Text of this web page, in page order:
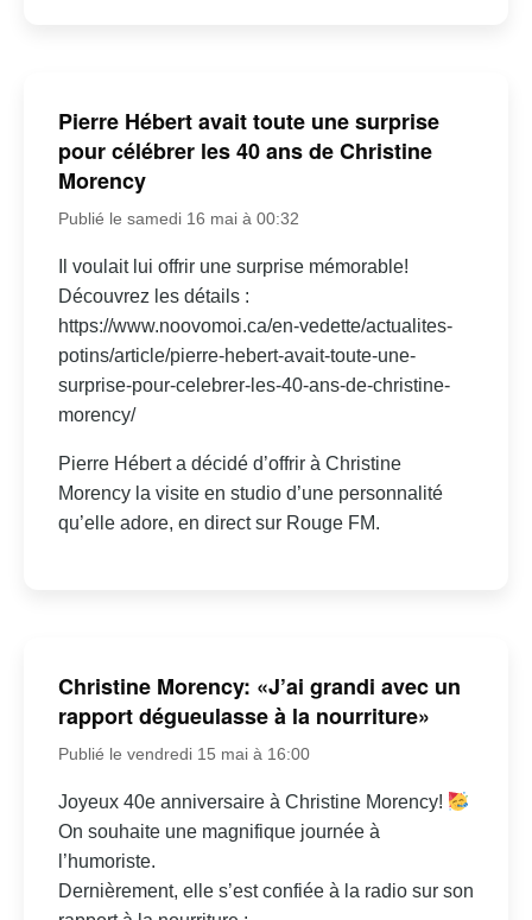
Pierre Hébert avait toute une surprise
pour célébrer les 40 ans de Christine
Morency
Publié le samedi 16 mai à 00:32
Il voulait lui offrir une surprise mémorable!
Découvrez les détails :
https://www.noovomoi.ca/en-vedette/actualites-
potins/article/pierre-hebert-avait-toute-une-
surprise-pour-celebrer-les-40-ans-de-christine-
morency/
Pierre Hébert a décidé d’offrir à Christine
Morency la visite en studio d’une personnalité
qu’elle adore, en direct sur Rouge FM.
Christine Morency: «J’ai grandi avec un
rapport dégueulasse à la nourriture»
Publié le vendredi 15 mai à 16:00
Joyeux 40e anniversaire à Christine Morency!
On souhaite une magnifique journée à
l’humoriste.
Dernièrement, elle s’est confiée à la radio sur son